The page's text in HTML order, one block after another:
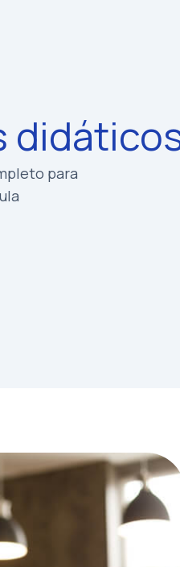
para